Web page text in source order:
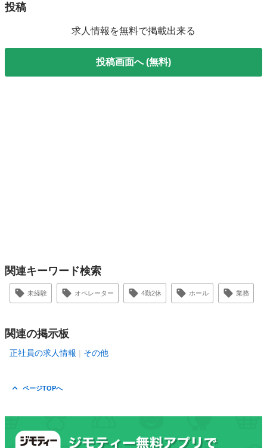
投稿
求人情報を無料で掲載出来る
投稿画面へ (無料)
関連キーワード検索
未経験 オペレーター 4勤2休 ホール 業務
関連の掲示板
正社員の求人情報 その他
ページTOPへ